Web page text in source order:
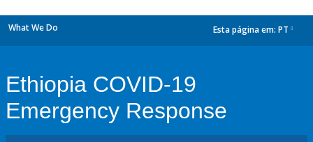
What We Do Esta página em: PT
Ethiopia COVID-19
Emergency Response